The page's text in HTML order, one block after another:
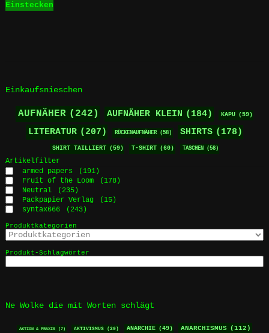
Einstecken
Einkaufsnieschen
AUFNÄHER (242) AUFNÄHER KLEIN (184) KAPU (59)
LITERATUR (207) RÜCKENAUFNÄHER (58) SHIRTS (178)
SHIRT TAILLIERT (59) T-SHIRT (60) TASCHEN (58)
Artikelfilter
armed papers
(191)
Fruit of the Loom
(178)
Neutral
(235)
Packpapier Verlag
(15)
syntax666
(243)
Produktkategorien
Produkt-Schlagwörter
Ne Wolke die mit Worten schlägt
AKTION & PRAXIS (7) AKTIVISMUS (20) ANARCHIE (49) ANARCHISMUS (112)